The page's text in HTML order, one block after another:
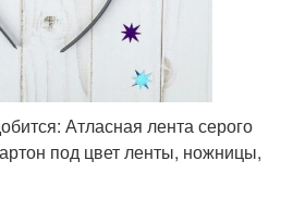
Атласная лента серого
под цвет ленты, ножницы,